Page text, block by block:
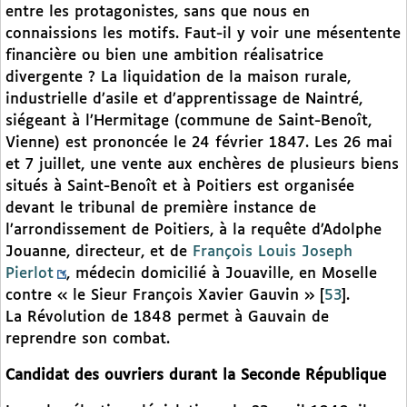
entre les protagonistes, sans que nous en
connaissions les motifs. Faut-il y voir une mésentente
financière ou bien une ambition réalisatrice
divergente ? La liquidation de la maison rurale,
industrielle d’asile et d’apprentissage de Naintré,
siégeant à l’Hermitage (commune de Saint-Benoît,
Vienne) est prononcée le 24 février 1847. Les 26 mai
et 7 juillet, une vente aux enchères de plusieurs biens
situés à Saint-Benoît et à Poitiers est organisée
devant le tribunal de première instance de
l’arrondissement de Poitiers, à la requête d’Adolphe
Jouanne, directeur, et de François Louis Joseph
Pierlot
, médecin domicilié à Jouaville, en Moselle
contre « le Sieur François Xavier Gauvin »
53 .
La Révolution de 1848 permet à Gauvain de
reprendre son combat.
Candidat des ouvriers durant la Seconde République